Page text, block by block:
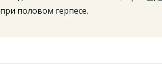
при половом герпесе.